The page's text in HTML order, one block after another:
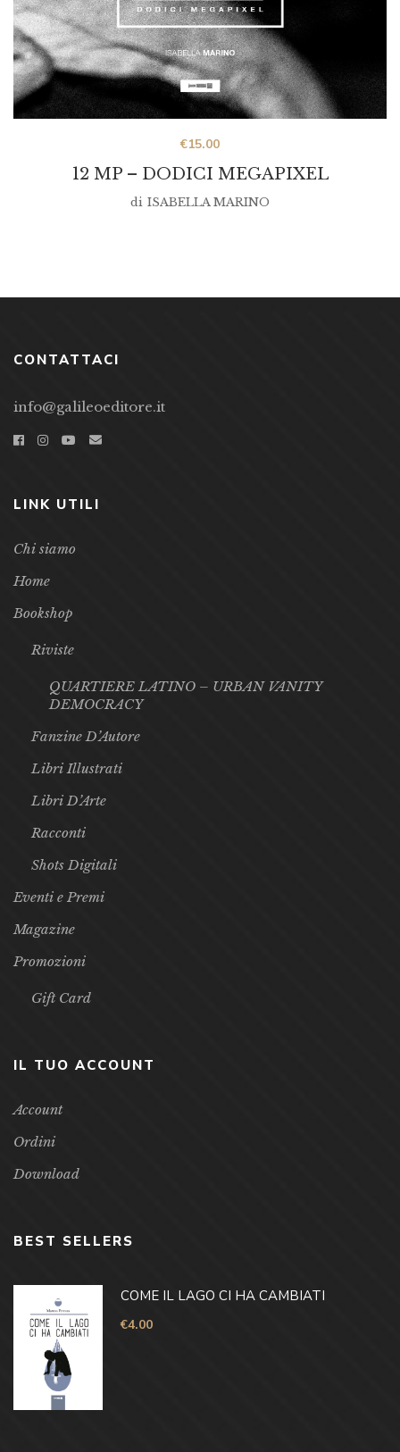
12 MP – DODICI MEGAPIXEL
€15.00
di ISABELLA MARINO
CONTATTACI
info@galileoeditore.it
LINK UTILI
Chi siamo
Home
Bookshop
Riviste
QUARTIERE LATINO – URBAN VANITY
DEMOCRACY
Fanzine D’Autore
Libri Illustrati
Libri D’Arte
Racconti
Shots Digitali
Eventi e Premi
Magazine
Promozioni
Gift Card
IL TUO ACCOUNT
Account
Ordini
Download
BEST SELLERS
COME IL LAGO CI HA CAMBIATI
€4.00